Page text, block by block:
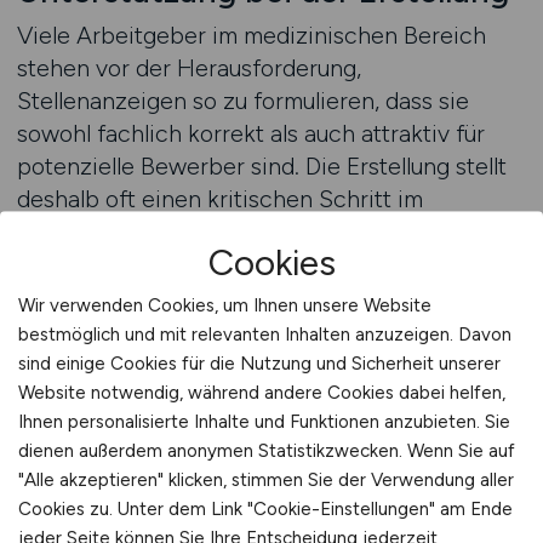
Viele Arbeitgeber im medizinischen Bereich
stehen vor der Herausforderung,
Stellenanzeigen so zu formulieren, dass sie
sowohl fachlich korrekt als auch attraktiv für
potenzielle Bewerber sind. Die Erstellung stellt
deshalb oft einen kritischen Schritt im
nur, was eine Stelle beinhaltet, sondern auch,
wie professionell ein Arbeitgeber auftritt. Jede
Formulierung, jeder beschriebene Arbeitsablauf
und jede Darstellung des Arbeitsumfeldes trägt
zur Wahrnehmung bei. Arbeitgeber, die
Unterstützung bei der Erstellung ihrer Anzeigen
in Anspruch nehmen möchten, profitieren
besonders von einem Umfeld, das auf
medizinische Berufe spezialisiert ist. Ein
Cookies
Wir verwenden Cookies, um Ihnen unsere Website
bestmöglich und mit relevanten Inhalten anzuzeigen. Davon
sind einige Cookies für die Nutzung und Sicherheit unserer
Website notwendig, während andere Cookies dabei helfen,
Ihnen personalisierte Inhalte und Funktionen anzubieten. Sie
dienen außerdem anonymen Statistikzwecken. Wenn Sie auf
"Alle akzeptieren" klicken, stimmen Sie der Verwendung aller
Cookies zu. Unter dem Link "Cookie-Einstellungen" am Ende
jeder Seite können Sie Ihre Entscheidung jederzeit